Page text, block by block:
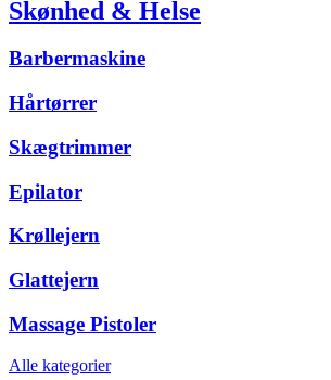
Skønhed & Helse
Barbermaskine
Hårtørrer
Skægtrimmer
Epilator
Krøllejern
Glattejern
Massage Pistoler
Alle kategorier